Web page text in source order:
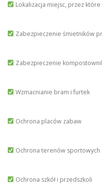
Lokalizacja miejsc, przez
Zabezpieczenie śmietników
Zabezpieczenie
Wzmacnianie bram i furtek
Ochrona placów zabaw
Ochrona terenów sportowych
Ochrona szkół i przedszkoli